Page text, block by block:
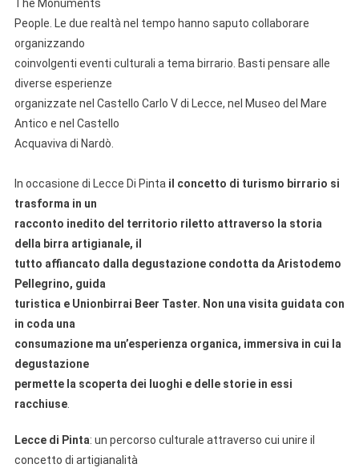
The Monuments
People. Le due realtà nel tempo hanno saputo collaborare
organizzando
coinvolgenti eventi culturali a tema birrario. Basti pensare alle
diverse esperienze
organizzate nel Castello Carlo V di Lecce, nel Museo del Mare
Antico e nel Castello
Acquaviva di Nardò.
In occasione di Lecce Di Pinta il concetto di turismo birrario si
trasforma in un
racconto inedito del territorio riletto attraverso la storia
della birra artigianale, il
tutto affiancato dalla degustazione condotta da Aristodemo
Pellegrino, guida
turistica e Unionbirrai Beer Taster. Non una visita guidata con
in coda una
consumazione ma un’esperienza organica, immersiva in cui la
degustazione
permette la scoperta dei luoghi e delle storie in essi
racchiuse.
Lecce di Pinta: un percorso culturale attraverso cui unire il
concetto di artigianalità